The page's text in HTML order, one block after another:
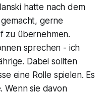
hatte nach dem
gerne
zu übernehmen.
sprechen - ich
Dabei sollten
eine Rolle spielen. Es
Wenn sie davon